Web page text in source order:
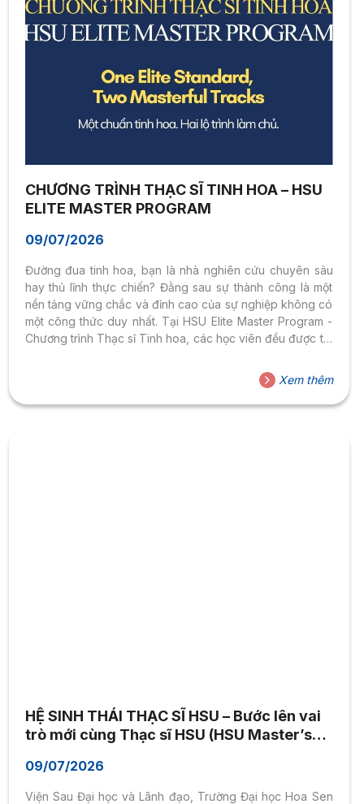
CHƯƠNG TRÌNH THẠC SĨ TINH HOA – HSU
ELITE MASTER PROGRAM
09/07/2026
Đường đua tinh hoa, bạn là nhà nghiên cứu chuyên sâu
hay thủ lĩnh thực chiến? Đằng sau sự thành công là một
nền tảng vững chắc và đỉnh cao của sự nghiệp không có
một công thức duy nhất. Tại HSU Elite Master Program -
Chương trình Thạc sĩ Tinh hoa, các học viên đều được tôi
biện sắc bén – Năng lực nghiên cứu vượt trội – Kỹ năng
giải quyết vấn đề – Bản lĩnh nghề nghiệp vững vàng.
Xem thêm
HỆ SINH THÁI THẠC SĨ HSU – Bước lên vai
trò mới cùng Thạc sĩ HSU (HSU Master’s
Degrees)
09/07/2026
Viện Sau Đại học và Lãnh đạo, Trường Đại học Hoa Sen